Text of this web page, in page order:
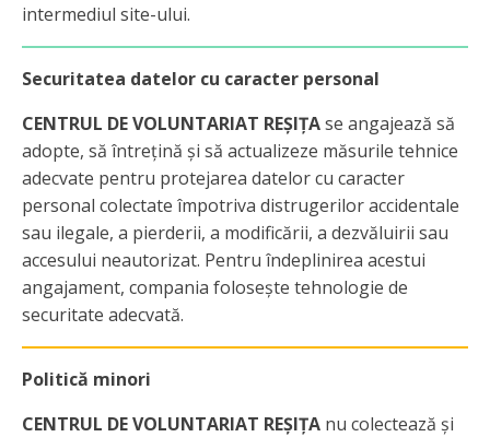
intermediul site-ului.
Securitatea datelor cu caracter personal
CENTRUL DE VOLUNTARIAT REȘIȚAse angajează să
adopte, să întrețină și să actualizeze măsurile tehnice
adecvate pentru protejarea datelor cu caracter
personal colectate împotriva distrugerilor accidentale
sau ilegale, a pierderii, a modificării, a dezvăluirii sau
accesului neautorizat. Pentru îndeplinirea acestui
angajament, compania folosește tehnologie de
securitate adecvată.
Politică minori
CENTRUL DE VOLUNTARIAT REȘIȚA nu colectează și